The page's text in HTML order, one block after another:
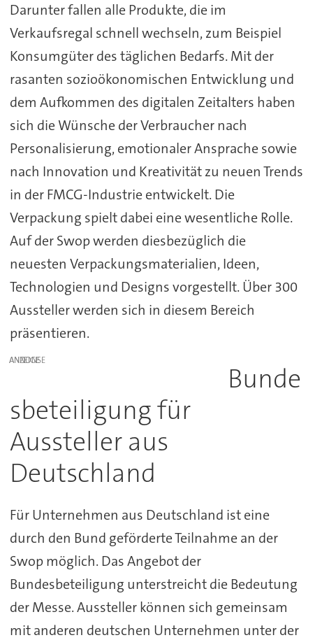
Darunter fallen alle Produkte, die im
Verkaufsregal schnell wechseln, zum Beispiel
Konsumgüter des täglichen Bedarfs. Mit der
rasanten sozioökonomischen Entwicklung und
dem Aufkommen des digitalen Zeitalters haben
sich die Wünsche der Verbraucher nach
Personalisierung, emotionaler Ansprache sowie
nach Innovation und Kreativität zu neuen Trends
in der FMCG-Industrie entwickelt. Die
Verpackung spielt dabei eine wesentliche Rolle.
Auf der Swop werden diesbezüglich die
neuesten Verpackungsmaterialien, Ideen,
Technologien und Designs vorgestellt. Über 300
Aussteller werden sich in diesem Bereich
präsentieren.
ANZEIGE
Bunde
sbeteiligung für
Aussteller aus
Deutschland
Für Unternehmen aus Deutschland ist eine
durch den Bund geförderte Teilnahme an der
Swop möglich. Das Angebot der
Bundesbeteiligung unterstreicht die Bedeutung
der Messe. Aussteller können sich gemeinsam
mit anderen deutschen Unternehmen unter der